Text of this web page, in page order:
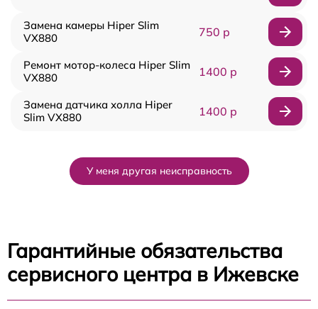
Замена камеры Hiper Slim
VX880
750 р
Ремонт мотор-колеса Hiper Slim
VX880
1400 р
Замена датчика холла Hiper
Slim VX880
1400 р
У меня другая неисправность
Гарантийные обязательства
сервисного центра в Ижевске